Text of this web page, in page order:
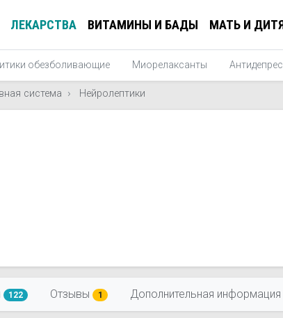
ЛЕКАРСТВА ВИТАМИНЫ И БАДЫ МАТЬ И
обезболивающие Миорелаксанты
система Нейролептики
122 Отзывы 1 Дополнительная информация